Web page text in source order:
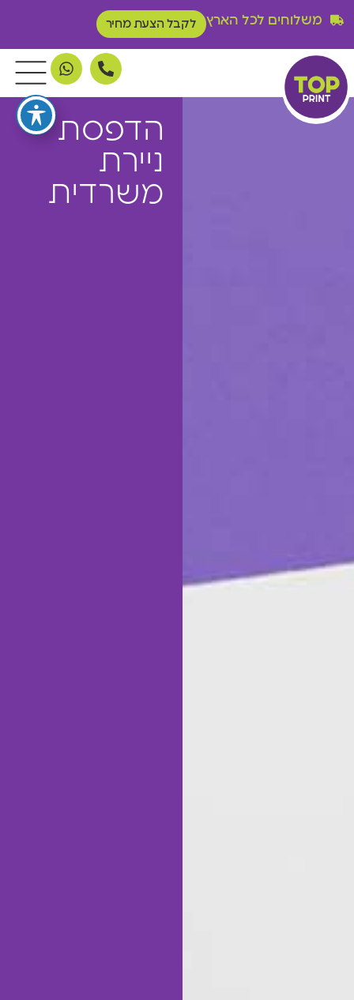
משלוחים לכל הארץ לקבל הצעת מחיר
הדפסת
ניירת
משרדית